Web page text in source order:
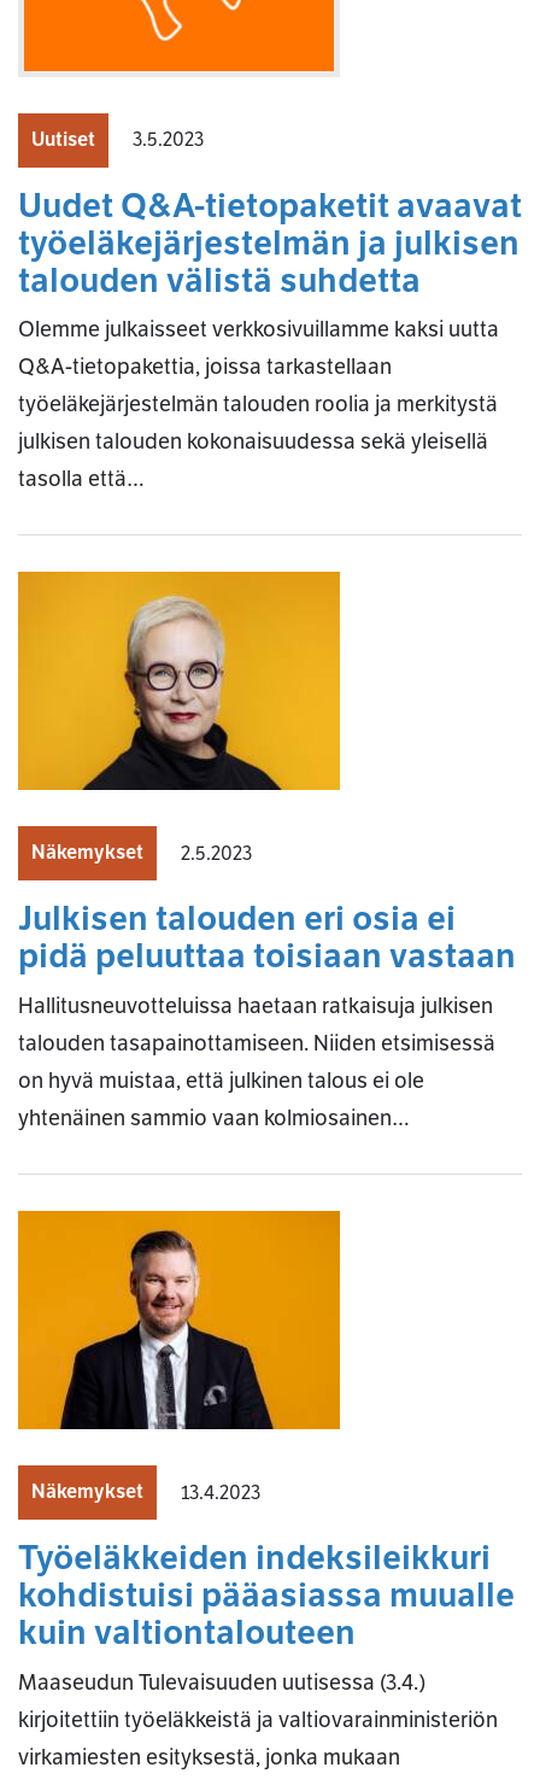
Uutiset 3.5.2023
Uudet Q&A-tietopaketit avaavat
työeläkejärjestelmän ja julkisen
talouden välistä suhdetta
Olemme julkaisseet verkkosivuillamme kaksi uutta
Q&A-tietopakettia, joissa tarkastellaan
työeläkejärjestelmän talouden roolia ja merkitystä
julkisen talouden kokonaisuudessa sekä yleisellä
tasolla että…
Näkemykset 2.5.2023
Julkisen talouden eri osia ei
pidä peluuttaa toisiaan vastaan
Hallitusneuvotteluissa haetaan ratkaisuja julkisen
talouden tasapainottamiseen. Niiden etsimisessä
on hyvä muistaa, että julkinen talous ei ole
yhtenäinen sammio vaan kolmiosainen…
Näkemykset 13.4.2023
Työeläkkeiden indeksileikkuri
kohdistuisi pääasiassa muualle
kuin valtiontalouteen
Maaseudun Tulevaisuuden uutisessa (3.4.)
kirjoitettiin työeläkkeistä ja valtiovarainministeriön
virkamiesten esityksestä, jonka mukaan